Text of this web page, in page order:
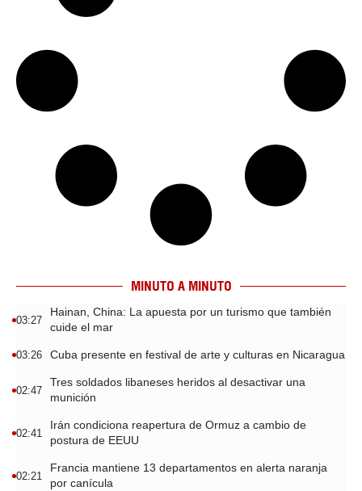
MINUTO A MINUTO
03:27
Hainan, China: La apuesta por un turismo que también
cuide el mar
03:26 Cuba presente en festival de arte y culturas en Nicaragua
02:47
Tres soldados libaneses heridos al desactivar una
munición
02:41
Irán condiciona reapertura de Ormuz a cambio de
postura de EEUU
02:21
Francia mantiene 13 departamentos en alerta naranja
por canícula